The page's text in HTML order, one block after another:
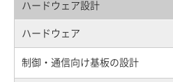
ハードウェア設計
ハードウェア
制御・通信向け基板の設計